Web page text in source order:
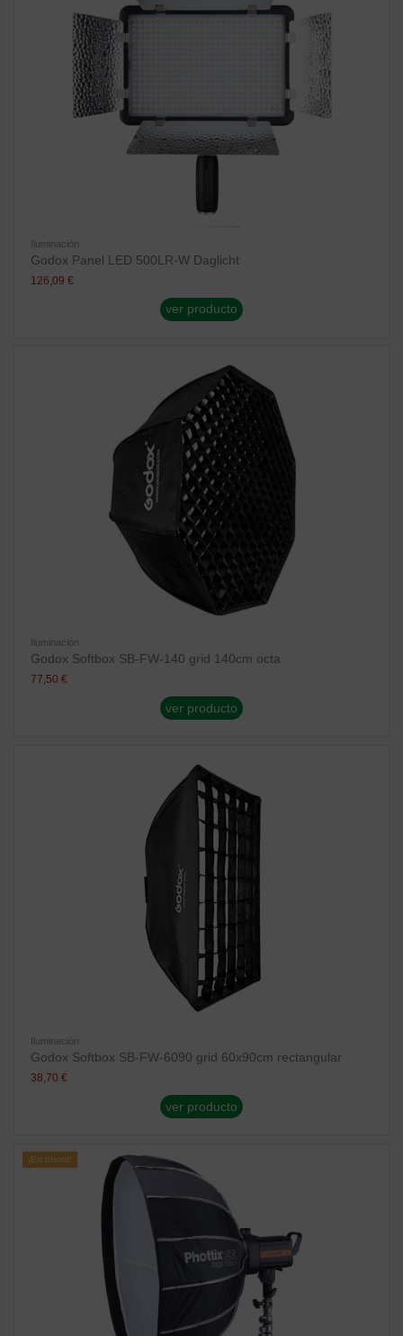
Iluminación
Godox Panel LED 500LR-W Daglicht
126,09 €
ver producto
Iluminación
Godox Softbox SB-FW-140 grid 140cm octa
77,50 €
ver producto
Iluminación
Godox Softbox SB-FW-6090 grid 60x90cm rectangular
38,70 €
ver producto
¡En oferta!